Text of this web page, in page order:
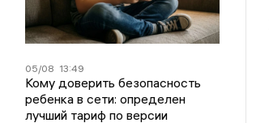
05/08 13:49
Кому доверить безопасность
ребенка в сети: определен
лучший тариф по версии